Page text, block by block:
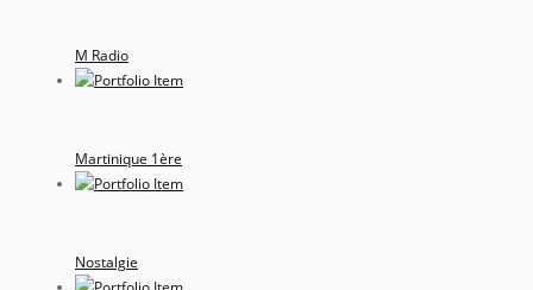
M Radio
Martinique 1ère
Nostalgie